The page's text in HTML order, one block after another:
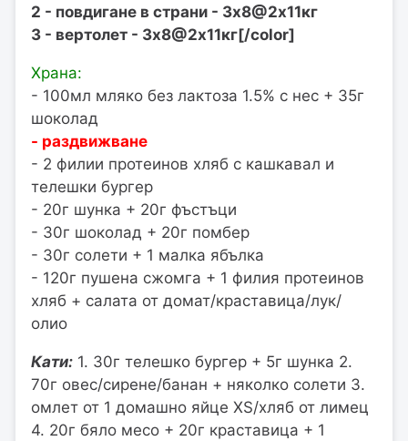
2 - повдигане в страни - 3х8@2х11кг
3 - вертолет - 3х8@2х11кг[/color]
Храна:
- 100мл мляко без лактоза 1.5% с нес + 35г
шоколад
- раздвижване
- 2 филии протеинов хляб с кашкавал и
телешки бургер
- 20г шунка + 20г фъстъци
- 30г шоколад + 20г помбер
- 30г солети + 1 малка ябълка
- 120г пушена сжомга + 1 филия протеинов
хляб + салата от домат/краставица/лук/
олио
Кати: 1. 30г телешко бургер + 5г шунка 2.
70г овес/сирене/банан + няколко солети 3.
омлет от 1 домашно яйце XS/хляб от лимец
4. 20г бяло месо + 20г краставица + 1